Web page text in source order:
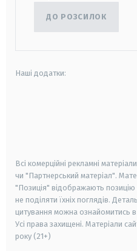
ДО РОЗСИЛОК
Наші додатки:
Всі комерційні рекламні
чи "Партнерський матеріал".
"Позиція" відображають позицію
не поділяти їхніх поглядів.
цитування можна ознайомитись
Усі права захищені. Матеріали
року (21+)